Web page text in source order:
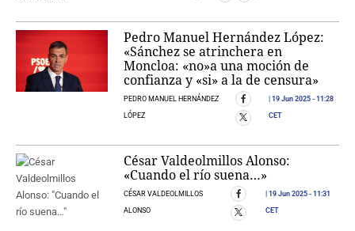
Pedro Manuel Hernández López:
«Sánchez se atrinchera en
Moncloa: «no»a una moción de
confianza y «si» a la de censura»
PEDRO MANUEL HERNÁNDEZ
LÓPEZ
19 Jun 2025- 11:28
CET
César Valdeolmillos Alonso:
«Cuando el río suena…»
CÉSAR VALDEOLMILLOS
ALONSO
19 Jun 2025- 11:31
CET